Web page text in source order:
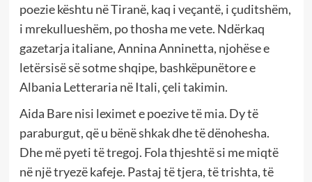
poezie kështu në Tiranë, kaq i veçantë, i çuditshëm,
i mrekullueshëm, po thosha me vete. Ndërkaq
gazetarja italiane, Annina Anninetta, njohëse e
letërsisë së sotme shqipe, bashkëpunëtore e
Albania Letteraria në Itali, çeli takimin.
Aida Bare nisi leximet e poezive të mia. Dy të
paraburgut, që u bënë shkak dhe të dënohesha.
Dhe më pyeti të tregoj. Fola thjeshtë si me miqtë
në një tryezë kafeje. Pastaj të tjera, të trishta, të